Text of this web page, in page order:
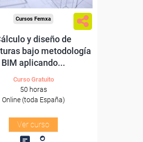
Cursos Femxa
y diseño de
bajo metodología
BIM aplicando...
Curso Gratuito
50 horas
Online (toda España)
Ver curso